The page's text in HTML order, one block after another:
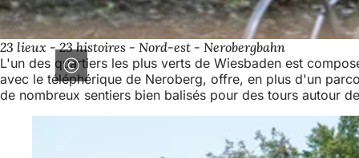
23 lieux - 23 histoires - Nord-est - Nerobergbahn
L'un des quartiers les plus verts de Wiesbaden est
avec le téléphérique de Neroberg, offre, en plus d'un
de nombreux sentiers bien balisés pour des tours autour